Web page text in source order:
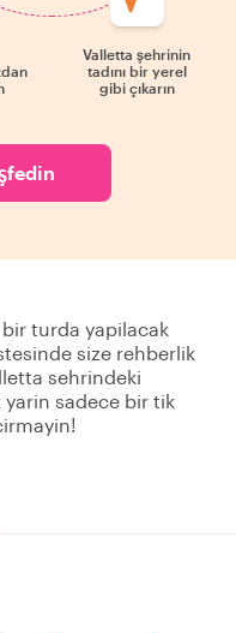
Valletta şehrinin
tadını bir yerel
gibi çıkarın
turda yapilacak
size rehberlik
sehrindeki
sadece bir tik